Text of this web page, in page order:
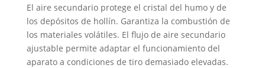
El aire secundario protege el cristal del humo y de
los depósitos de hollín. Garantiza la combustión de
los materiales volátiles. El flujo de aire secundario
ajustable permite adaptar el funcionamiento del
aparato a condiciones de tiro demasiado elevadas.